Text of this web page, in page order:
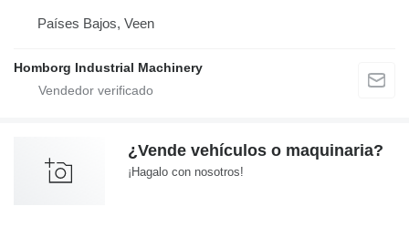
Países Bajos, Veen
Homborg Industrial Machinery
¿Vende vehículos o maquinaria?
¡Hagalo con nosotros!